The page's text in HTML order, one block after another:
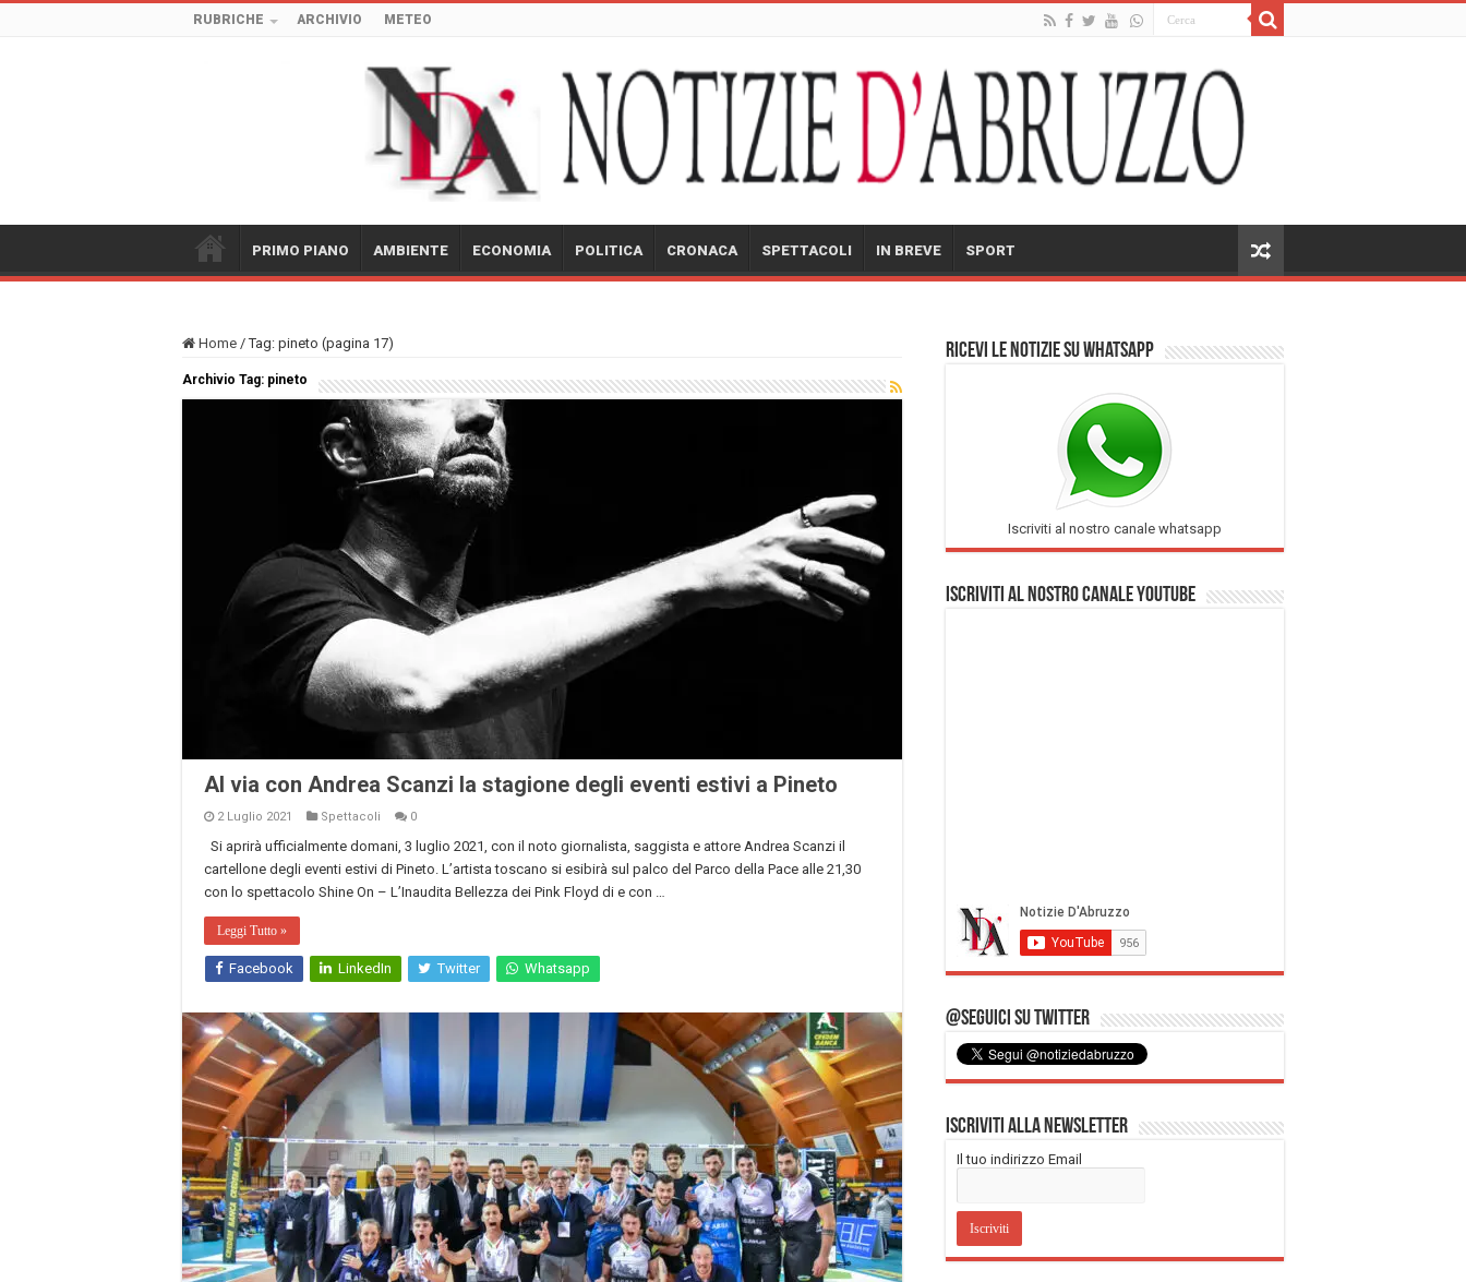
RUBRICHE ARCHIVIO METEO
PRIMO PIANO AMBIENTE ECONOMIA POLITICA CRONACA SPETTACOLI IN BREVE SPORT
Home / Tag: pineto (pagina 17)
Archivio Tag: pineto
Al via con Andrea Scanzi la stagione degli eventi estivi a Pineto
2 Luglio 2021 Spettacoli 0
Si aprirà ufficialmente domani, 3 luglio 2021, con il noto giornalista, saggista e attore Andrea Scanzi il
cartellone degli eventi estivi di Pineto. L’artista toscano si esibirà sul palco del Parco della Pace alle 21,30
con lo spettacolo Shine On – L’Inaudita Bellezza dei Pink Floyd di e con …
Leggi Tutto »
Facebook LinkedIn Twitter Whatsapp
Ricevi le notizie su Whatsapp
Iscriviti al nostro canale whatsapp
Iscriviti al nostro Canale Youtube
@Seguici su Twitter
Iscriviti alla Newsletter
Il tuo indirizzo Email